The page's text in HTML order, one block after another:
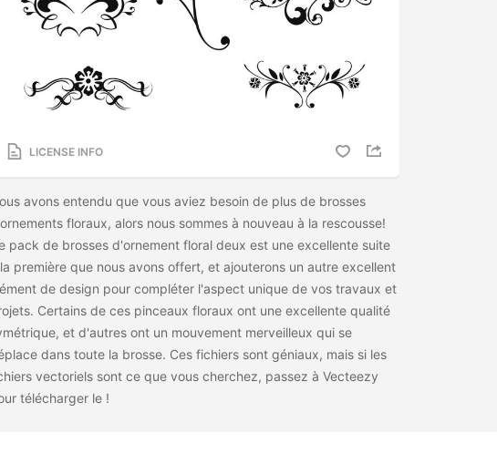
LICENSE INFO
avons entendu que vous aviez besoin de plus de brosses
floraux, alors nous sommes à nouveau à la rescousse!
pack de brosses d'ornement floral deux est une excellente suite
première que nous avons offert, et ajouterons un autre excellent
de design pour compléter l'aspect unique de vos travaux et
Certains de ces pinceaux floraux ont une excellente qualité
et d'autres ont un mouvement merveilleux qui se
dans toute la brosse. Ces fichiers sont géniaux, mais si les
vectoriels sont ce que vous cherchez, passez à Vecteezy
télécharger le !